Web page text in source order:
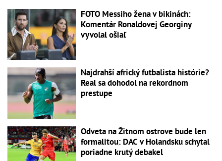
FOTO Messiho žena v bikinách:
Komentár Ronaldovej Georginy
vyvolal ošiaľ
Najdrahší africký futbalista histórie?
Real sa dohodol na rekordnom
prestupe
Odveta na Žitnom ostrove bude len
formalitou: DAC v Holandsku schytal
poriadne krutý debakel